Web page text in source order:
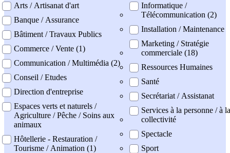
Arts / Artisanat d'art
Banque / Assurance
Bâtiment / Travaux Publics
Commerce / Vente (1)
Communication / Multimédia (2)
Conseil / Etudes
Direction d'entreprise
Espaces verts et naturels /
Agriculture / Pêche / Soins aux
animaux
Hôtellerie - Restauration /
Tourisme / Animation (1)
Informatique /
Télécommunication (2)
Installation / Maintenance
Marketing / Stratégie
commerciale (18)
Ressources Humaines
Santé
Secrétariat / Assistanat
Services à la personne / à la
collectivité
Spectacle
Sport